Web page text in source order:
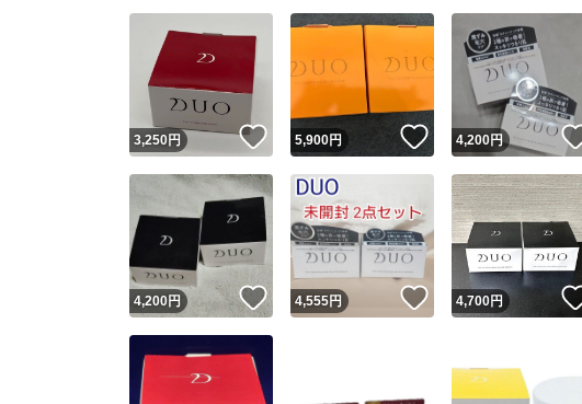
3,250円 いいね！
5,900円 いいね！
4,200円
4,200円 いいね！
4,555円 いいね！
4,700円